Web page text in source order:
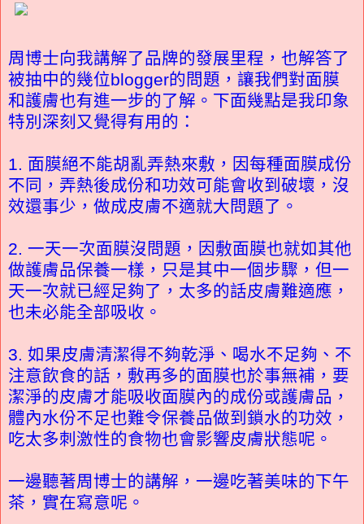
周博士向我講解了品牌的發展里程，也解答了
被抽中的幾位blogger的問題，讓我們對面膜
和護膚也有進一步的了解。下面幾點是我印象
特別深刻又覺得有用的：
1. 面膜絕不能胡亂弄熱來敷，因每種面膜成份
不同，弄熱後成份和功效可能會收到破壞，沒
效還事少，做成皮膚不適就大問題了。
2. 一天一次面膜沒問題，因敷面膜也就如其他
做護膚品保養一樣，只是其中一個步驟，但一
天一次就已經足夠了，太多的話皮膚難適應，
也未必能全部吸收。
3. 如果皮膚清潔得不夠乾淨、喝水不足夠、不
注意飲食的話，敷再多的面膜也於事無補，要
潔淨的皮膚才能吸收面膜內的成份或護膚品，
體內水份不足也難令保養品做到鎖水的功效，
吃太多刺激性的食物也會影響皮膚狀態呢。
一邊聽著周博士的講解，一邊吃著美味的下午
茶，實在寫意呢。